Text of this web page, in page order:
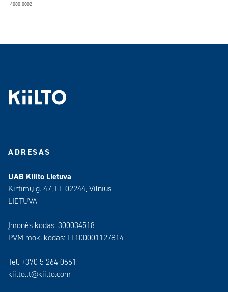
4080 0002
ADRESAS
UAB Kiilto Lietuva
Kirtimų g. 47, LT-02244, Vilnius
LIETUVA
Įmonės kodas: 300034518
PVM mok. kodas: LT100001127814
Tel. +370 5 264 0661
kiilto.lt@kiilto.com